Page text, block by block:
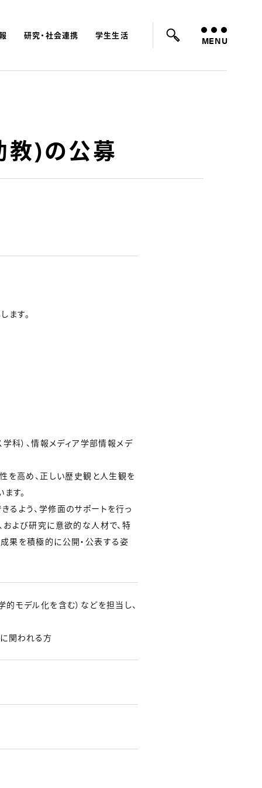
研究・社会連携 学生生活
： 入試 学費 オープンキャンパス MENU
教)の公募
す。
科）、情報メディア学部情報メデ
を高め、正しい歴史観と人生観を
す。
よう、学修面のサポートを行っ
よび研究に意欲的な人材で、特
果を積極的に公開・公表する姿
モデル化を含む）などを担当し、
関われる方